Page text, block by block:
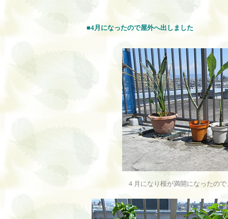
■4月になったので屋外へ出しました
４月になり桜が満開になったの